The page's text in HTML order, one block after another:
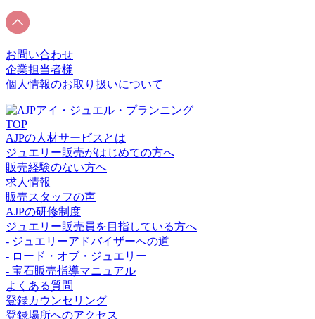
お問い合わせ
企業担当者様
個人情報のお取り扱いについて
TOP
AJPの人材サービスとは
ジュエリー販売がはじめての方へ
販売経験のない方へ
求人情報
販売スタッフの声
AJPの研修制度
ジュエリー販売員を目指している方へ
- ジュエリーアドバイザーへの道
- ロード・オブ・ジュエリー
- 宝石販売指導マニュアル
よくある質問
登録カウンセリング
登録場所へのアクセス